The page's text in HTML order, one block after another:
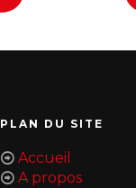
PLAN DU SITE
Accueil
A propos